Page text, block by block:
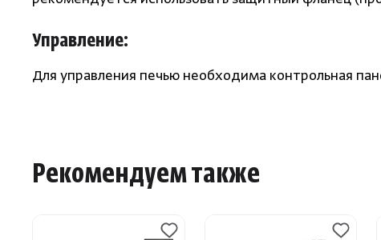
Управление:
Для управления печью необходима контрольная
Рекомендуем также